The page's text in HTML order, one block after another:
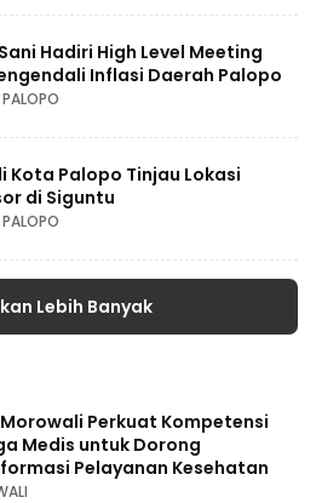
Hadiri High Level Meeting
Inflasi Daerah Palopo
Kota Palopo Tinjau Lokasi
di Siguntu
Lebih Banyak
Morowali Perkuat Kompetensi
Medis untuk Dorong
Pelayanan Kesehatan